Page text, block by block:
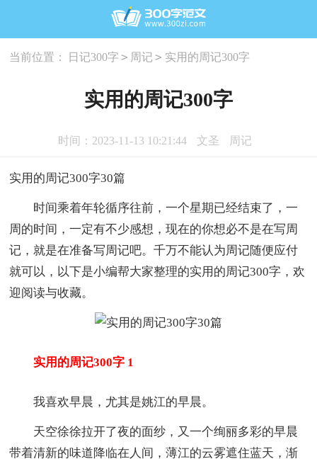
当前位置： 日记300字 > 周记 > 实用的周记300字
实用的周记300字
时间：2023-11-13 10:21:44 文圣 周记
实用的周记300字30篇
时间乘着年轮循序往前，一个星期已经结束了，一
周的时间，一定有不少感想，现在的你想必不是在写周
记，就是在准备写周记吧。千万不能认为周记随便应付
就可以，以下是小编帮大家整理的实用的周记300字，欢
迎阅读与收藏。
实用的周记300字 1
我喜欢早晨，尤其是姚江的早晨。
天空徐徐拉开了夜的面纱，又一个绚丽多彩的早晨
带着清新的味道降临在人间，薄江的云雾遮住蓝天，渐